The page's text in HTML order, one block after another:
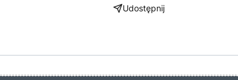
Udostępnij